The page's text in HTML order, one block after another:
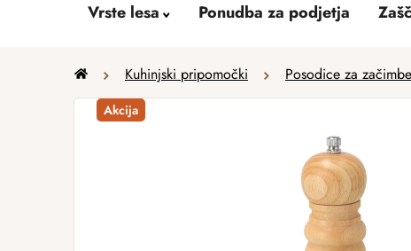
Vrste lesa Ponudba za podjetja
Home Kuhinjski pripomočki Posodice za
Akcija